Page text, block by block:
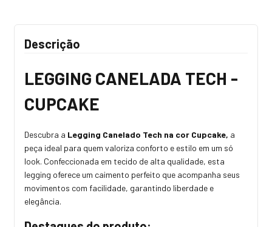
Descrição
LEGGING CANELADA TECH -
CUPCAKE
Descubra a Legging Canelado Tech na cor Cupcake, a
peça ideal para quem valoriza conforto e estilo em um só
look. Confeccionada em tecido de alta qualidade, esta
legging oferece um caimento perfeito que acompanha seus
movimentos com facilidade, garantindo liberdade e
elegância.